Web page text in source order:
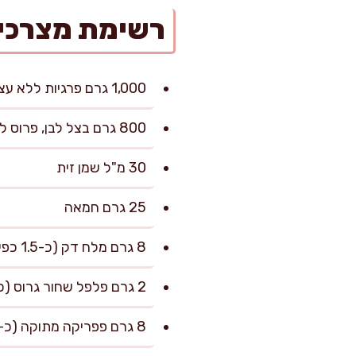
רשימת
1,000 גרם פרגיות ללא עצם (שוקיים עליונות), חתוכות לנתחים של כ-4–5 ס"מ
800 גרם בצל לבן, פרוס לחצאי טבעות בעובי כ-3–4 מ"מ
30 מ"ל שמן זית
25 גרם חמאה
8 גרם מלח דק (כ-1.5 כפיות), ועוד לפי הטעם
2 גרם פלפל שחור גרוס (כ-1 כפית)
8 גרם פפריקה מתוקה (כ-2 כפיות)